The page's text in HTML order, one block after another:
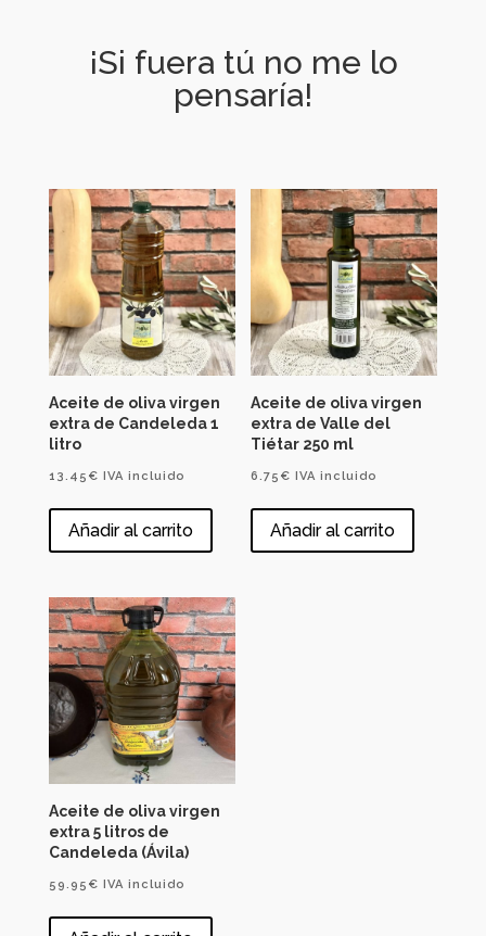
¡Si fuera tú no me lo
pensaría!
Aceite de oliva virgen
extra de Candeleda 1
litro
13.45 € IVA incluido
Añadir al carrito
Aceite de oliva virgen
extra de Valle del
Tiétar 250 ml
6.75 € IVA incluido
Añadir al carrito
Aceite de oliva virgen
extra 5 litros de
Candeleda (Ávila)
59.95 € IVA incluido